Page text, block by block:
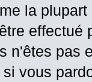
la
effectué
n'êtes pas
vous